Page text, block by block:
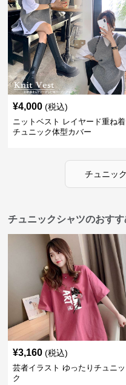
¥4,000 (税込)
ニットベスト レイヤード重ね着
チュニック体型カバー
チュニック
チュニックシャツのおす
¥3,160 (税込)
芸者イラスト ゆったりチュニッ
ク